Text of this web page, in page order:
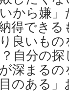
から嫌
得でき
良いも
自分の
深まる
のある